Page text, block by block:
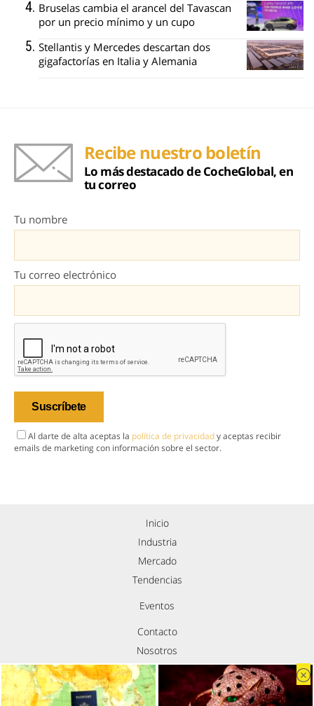
Bruselas cambia el arancel del Tavascan
por un precio mínimo y un cupo
Stellantis y Mercedes descartan dos
gigafactorías en Italia y Alemania
Recibe nuestro boletín
Lo más destacado de CocheGlobal, en
tu correo
Tu nombre
Tu correo electrónico
Al darte de alta aceptas la política de privacidady aceptas recibir
emails de marketing con información sobre el sector.
Inicio
Industria
Mercado
Tendencias
Eventos
Contacto
Nosotros
Política de privacidad
Aviso legal